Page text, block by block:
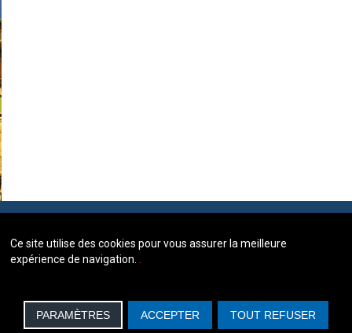
Ce site utilise des cookies pour vous assurer la meilleure
expérience de navigation.
PARAMÈTRES ACCEPTER TOUT REFUSER